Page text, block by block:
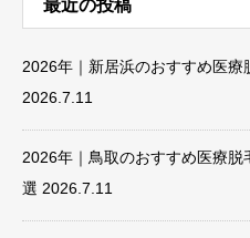
最近の投稿
2026年｜新居浜のおすすめ医療
2026.7.11
2026年｜鳥取のおすすめ医療
選 2026.7.11